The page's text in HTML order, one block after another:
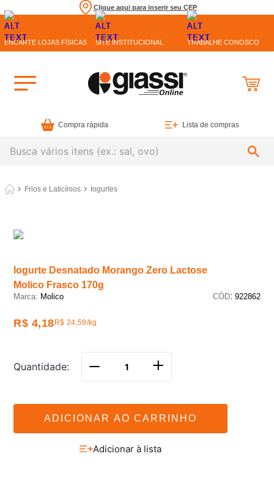
Clique aqui para inserir seu CEP
ENCARTE LOJAS FÍSICAS SITE INSTITUCIONAL TRABALHE CONOSCO
Compra rápida Lista de compras
Frios e Laticínios Iogurtes
Iogurte Desnatado Morango Zero Lactose
Molico Frasco 170g
Molico : 922862
R$ 4,18 R$ 24,59/kg
Quantidade ＋
ADICIONAR AO CARRINHO